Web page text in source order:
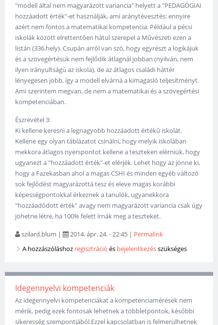
"modell által nem magyarázott variancia" helyett a "PEDAGÓGIAI
hozzáadott érték"-et használják, ami aránytévesztés: ennyire
azért nem fontos a matematikai kompetencia. Például a pécsi
iskolák között elrettentően hátul szerepel a Művészeti ezen a
listán (336.hely). Csupán arról van szó, hogy egyrészt a logikájuk
és a szövegértésük nem fejlődik átlagnál jobban (nyilván, nem
ilyen irányultságú az iskola), de az átlagos családi háttér
lényegesen jobb, így a modell elvárná a kimagasló teljesítményt.
Ami szerintem megvan, de nem a matematikai és a szövegértési
kompetenciában.
Észrevétel 3:
Ki kellene keresni a legnagyobb hozzáadott értékű iskolát.
Kellene egy olyan táblázatot csinálni, hogy melyik iskolában
mekkora átlagos nyerspontot kellene a teszteken elérniük, hogy
ugyanezt a "hozzáadott érték"-et elérjék. Lehet hogy az jönne ki,
hogy a Fazekasban ahol a magas CSHI és minden egyéb változó
sok fejlődést magyarázottá tesz és eleve magas korábbi
képességpontokkal érkeznek a tanulók, ugyanekkora
"hozzáadódott érték" avagy nem magyarázott variancia csak úgy
jöhetne létre, ha 100% felett írnák meg a teszteket.
szilard.blum | 2014. ápr. 24. - 22:45 | Permalink
A hozzászóláshoz regisztráció és bejelentkezésszükséges
Idegennyelvi kompetenciák
Az idegennyelvi kompetenciákat a kompetenciamérések nem
mérik, pedig ezek fontosak lehetnek a többletpontok, későbbi
sikeresség szempontjából.Ezzel kapcsolatban is felmerülhetnek